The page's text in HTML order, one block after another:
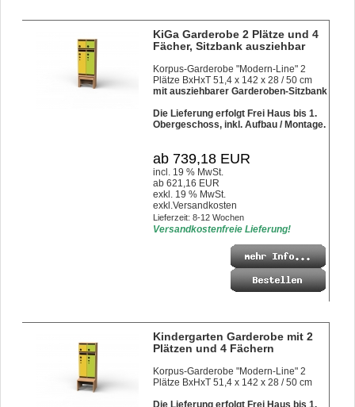
KiGa Garderobe 2 Plätze und 4
Fächer, Sitzbank ausziehbar
Korpus-Garderobe "Modern-Line" 2
Plätze BxHxT 51,4 x 142 x 28 / 50 cm
mit ausziehbarer Garderoben-Sitzbank
Die Lieferung erfolgt Frei Haus bis 1.
Obergeschoss, inkl. Aufbau / Montage.
ab 739,18 EUR
incl. 19 % MwSt.
ab 621,16 EUR
exkl. 19 % MwSt.
exkl.Versandkosten
Lieferzeit: 8-12 Wochen
Versandkostenfreie Lieferung!
Kindergarten Garderobe mit 2
Plätzen und 4 Fächern
Korpus-Garderobe "Modern-Line" 2
Plätze BxHxT 51,4 x 142 x 28 / 50 cm
Die Lieferung erfolgt Frei Haus bis 1.